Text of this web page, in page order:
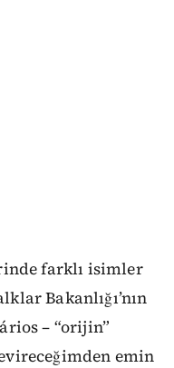
farklı isimler
Bakanlığı’nın
– “orijin”
emin